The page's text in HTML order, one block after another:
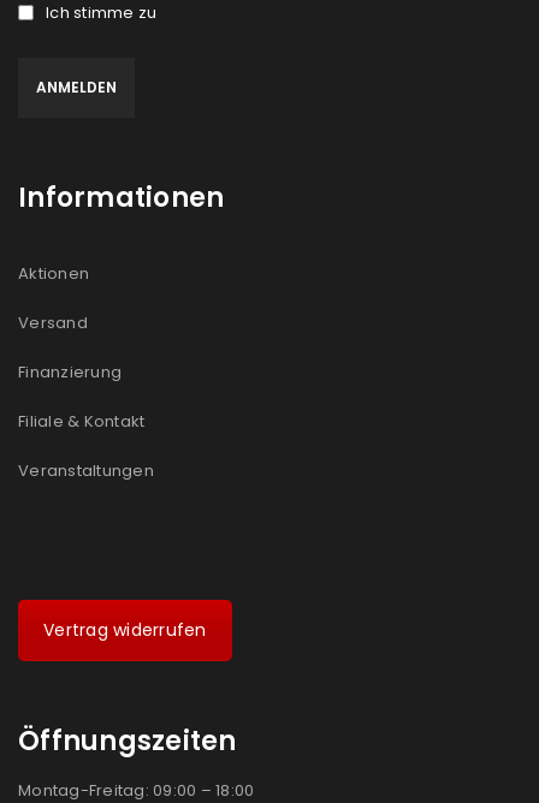
Ja, ich möchte ein Kundenkonto eröffnen und
akzeptiere dieDatenschutzerklärung
REGISTRIEREN
Ich stimme zu
Informationen
Aktionen
Versand
Finanzierung
Filiale & Kontakt
Veranstaltungen
Vertrag widerrufen
Öffnungszeiten
Montag-Freitag: 09:00 – 18:00